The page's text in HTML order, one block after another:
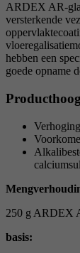
ARDEX AR-
versterkende
hebben een
goede opname
250 g ARDEX
basis: